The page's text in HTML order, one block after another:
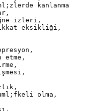
kanlanma
izleri,
eksikliği,
etme,
olma,